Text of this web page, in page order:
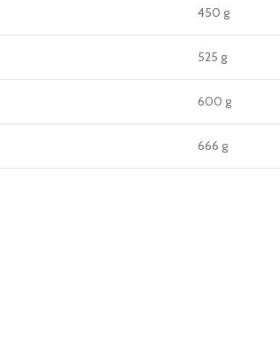
450 g
525 g
600 g
666 g